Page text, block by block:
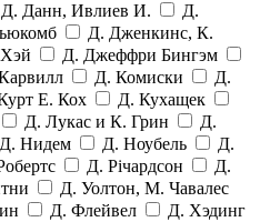
Д. Данн, Ивлиев И.
Д.
Д. Дженкинс, К.
Д. Джеффри Бингэм
Д. Комиски
Д.
Е. Кох
Д. Кухащек
Д. Лукас и К. Грин
Д.
Д. Нидем Д. Ноубель
Д.
Д. Річардсон
Д.
Д. Уолтон, М. Чавалес
Д. Флейвел
Д. Хэдинг